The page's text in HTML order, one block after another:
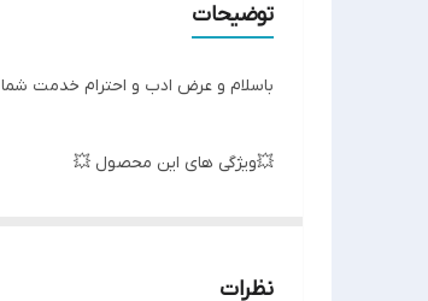
توضیحات
باسلام و عرض ادب و احترام خدمت شما
💥ویژگی های این محصول 💥
نظرات